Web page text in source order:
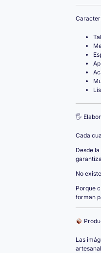
🖐️
Cada
Desde
No
Porque
forman
Las